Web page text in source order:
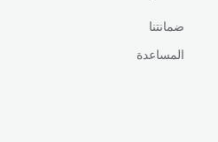
ضمانتنا
المساعدة